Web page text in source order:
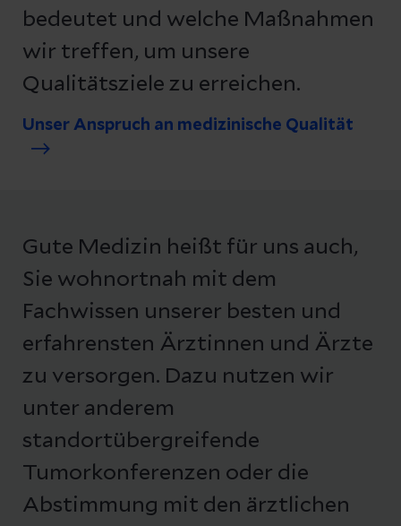
bedeutet und welche Maßnahmen
wir treffen, um unsere
Qualitätsziele zu erreichen.
Unser Anspruch an medizinische Qualität
Gute Medizin heißt für uns auch,
Sie wohnortnah mit dem
Fachwissen unserer besten und
erfahrensten Ärztinnen und Ärzte
zu versorgen. Dazu nutzen wir
unter anderem
standortübergreifende
Tumorkonferenzen oder die
Abstimmung mit den ärztlichen